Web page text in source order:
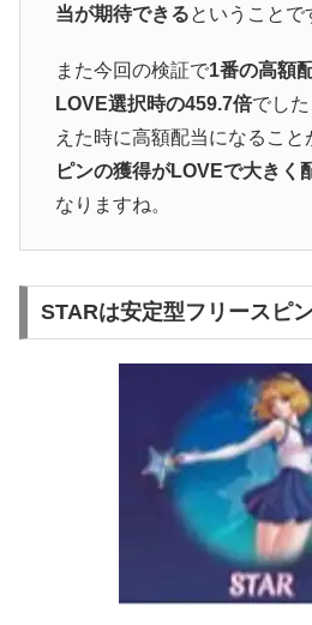
当が期待できるということで
また今回の検証で1番の高額
LOVE選択時の459.7倍でし
えた時に高額配当になること
ピンの獲得がLOVEで大きく
なりますね。
STARは安定型フリースピ